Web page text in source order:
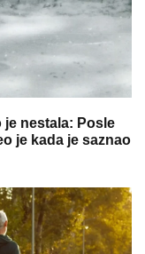
je nestala: Posle
je kada je saznao